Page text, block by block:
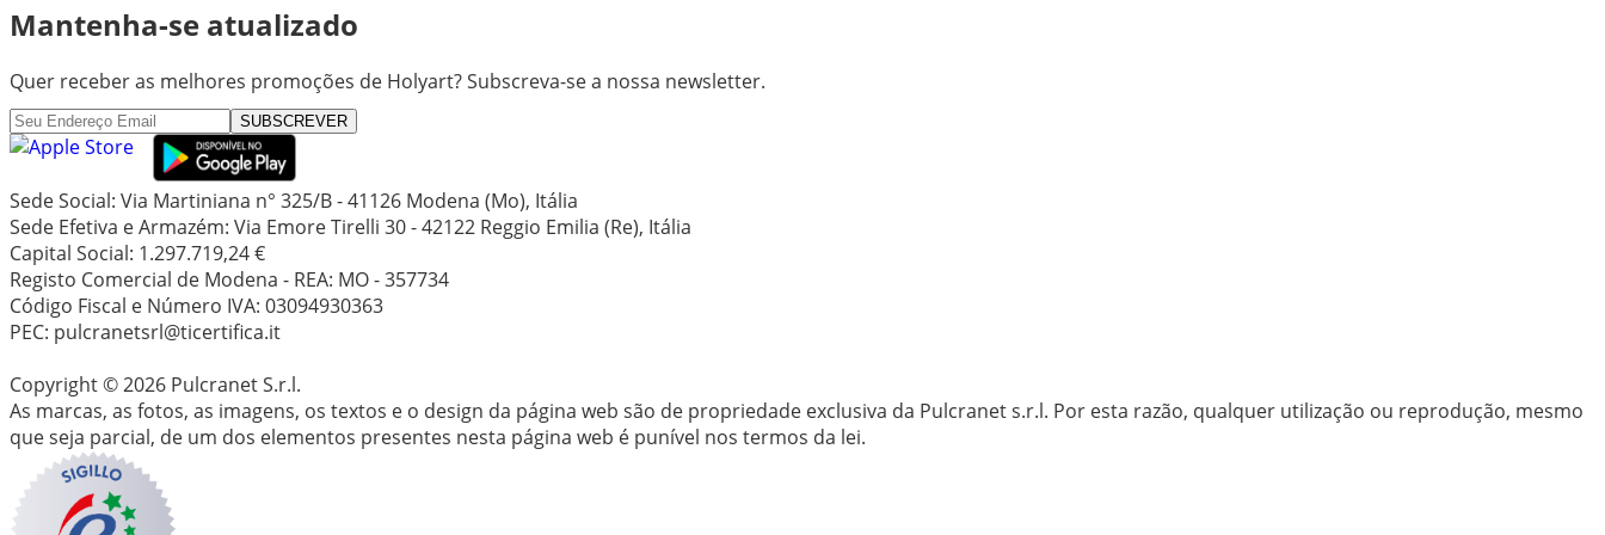
Mantenha-se atualizado
Quer receber as melhores promoções de Holyart? Subscreva-se a nossa newsletter.
SUBSCREVER
Sede Social: Via Martiniana n° 325/B - 41126 Modena (Mo), Itália
Sede Efetiva e Armazém: Via Emore Tirelli 30 - 42122 Reggio Emilia (Re), Itália
Capital Social: 1.297.719,24 €
Registo Comercial de Modena - REA: MO - 357734
Código Fiscal e Número IVA: 03094930363
PEC: pulcranetsrl@ticertifica.it
Copyright © 2026 Pulcranet S.r.l.
As marcas, as fotos, as imagens, os textos e o design da página web são de propriedade exclusiva da Pulcranet s.r.l. Por esta razão, qualquer utilização ou reprodução, mesmo
que seja parcial, de um dos elementos presentes nesta página web é punível nos termos da lei.